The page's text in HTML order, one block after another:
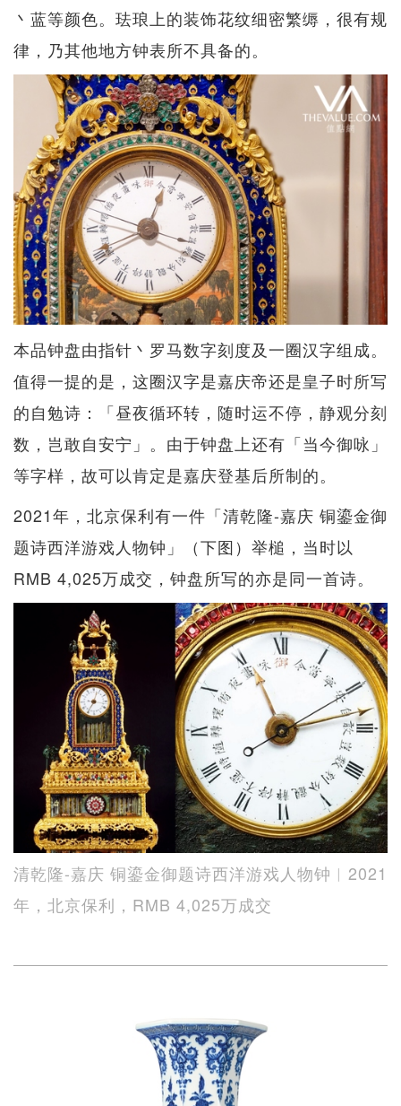
丶蓝等颜色。珐琅上的装饰花纹细密繁缛，很有规
律，乃其他地方钟表所不具备的。
本品钟盘由指针丶罗马数字刻度及一圈汉字组成。
值得一提的是，这圈汉字是嘉庆帝还是皇子时所写
的自勉诗：「昼夜循环转，随时运不停，静观分刻
数，岂敢自安宁」。由于钟盘上还有「当今御咏」
等字样，故可以肯定是嘉庆登基后所制的。
2021年，北京保利有一件「清乾隆-嘉庆 铜鎏金御
题诗西洋游戏人物钟」（下图）举槌，当时以
RMB 4,025万成交，钟盘所写的亦是同一首诗。
清乾隆-嘉庆 铜鎏金御题诗西洋游戏人物钟︱2021
年，北京保利，RMB 4,025万成交